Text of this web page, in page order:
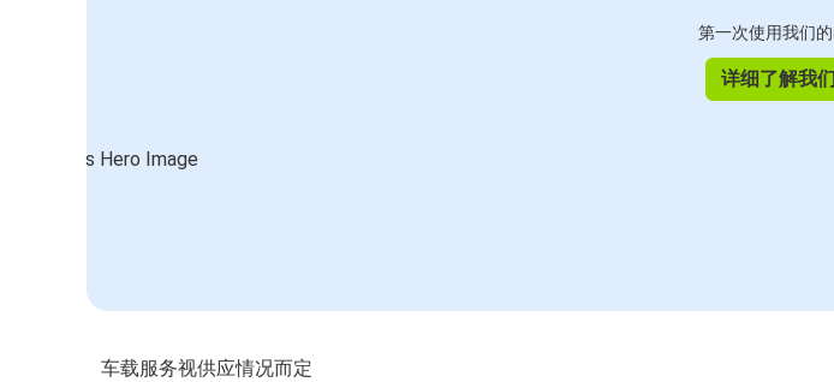
第一次使用我们
详细了解我
车载服务视供应情况而定